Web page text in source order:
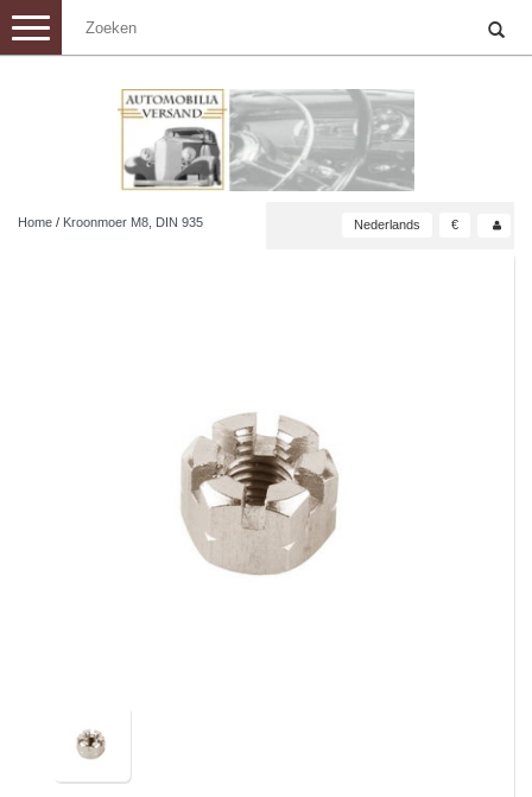
Toggle
navigation
Home / Kroonmoer M8, DIN 935 Nederlands €